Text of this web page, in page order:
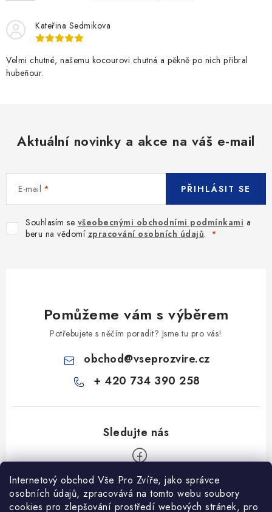
Internetový obchod Vše Pro Zvíře, jako správce
osobních údajů, zpracovává na tomto webu soubory
cookies pro zlepšování prostředí webových stránek, pro
Kateřina Sedmikova
Velmi chutné, našemu kocourovi chutná a pěkně po nich přibral
hubeňour.
Aktuální novinky a akce na váš e-mail
E-mail
Souhlasím se všeobecnými obchodními podmínkami a
beru na vědomí zpracování osobních údajů.
PŘIHLÁSIT SE
Pomůžeme vám s výběrem
Potřebujete s něčím poradit? Jsme tu pro vás!
obchod@vseprozvire.cz
+ 420 734 390 258